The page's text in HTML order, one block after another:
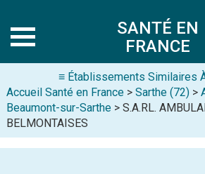
SANTÉ EN
FRANCE
≡ Établissements Similaires
Accueil Santé en France > Sarthe (72) >
Beaumont-sur-Sarthe > S.A.RL.
BELMONTAISES